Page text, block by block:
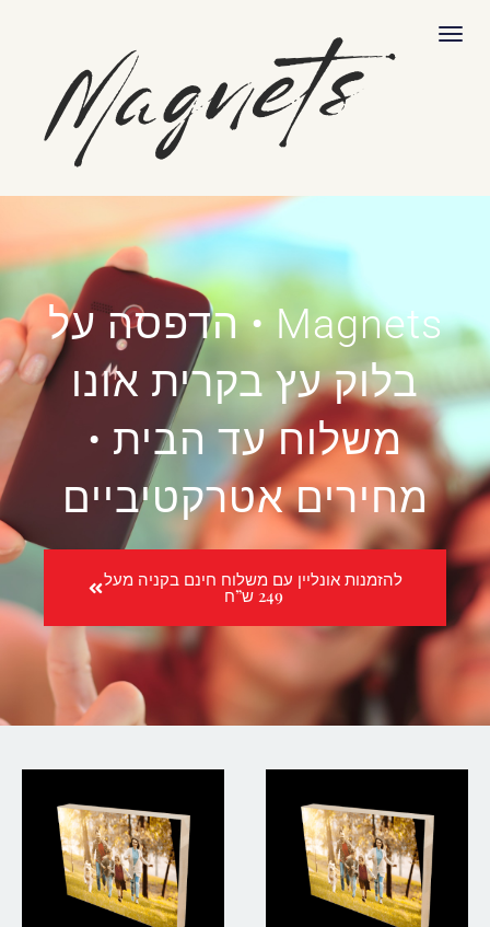
תפריט
Magnets • הדפסה על
בלוק עץ בקרית אונו
משלוח עד הבית •
מחירים אטרקטיביים
להזמנות אונליין עם משלוח חינם בקניה מעל
249 ש”ח